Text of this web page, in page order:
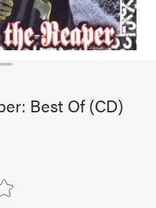
Best Of (CD)